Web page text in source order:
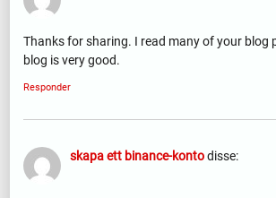
Thanks for sharing. I read many of your blog
blog is very good.
Responder
skapa ett binance-kontodisse: